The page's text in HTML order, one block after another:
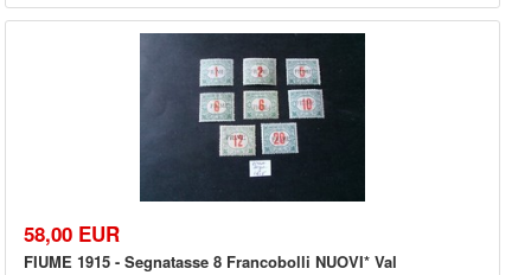
58,00 EUR
FIUME 1915 - Segnatasse 8 Francobolli NUOVI* Val